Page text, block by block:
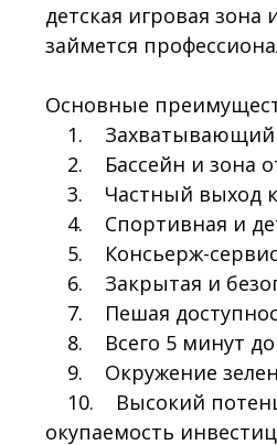
детская игровая
займется
Основные
1. Захватывающий
2. Бассейн и зона
3. Частный выход к
4. Спортивная и
5. Консьерж-сервис
6. Закрытая и
7. Пешая
8. Всего 5 минут до
9. Окружение
10. Высокий
окупаемость